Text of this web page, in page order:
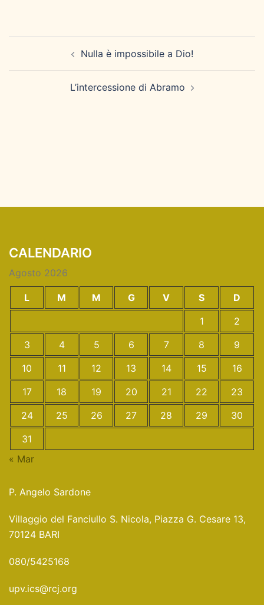
Nulla è impossibile a Dio!
L’intercessione di Abramo
CALENDARIO
Agosto 2026
L M M G V S
D
1
2
3
4 5 6 7 8
9
10
11 12 13 14 15
16
17
18 19 20 21 22
23
24
25 26 27 28 29
30
31
« Mar
P. Angelo Sardone
Villaggio del Fanciullo S. Nicola, Piazza G. Cesare 13,
70124 BARI
080/5425168
upv.ics@rcj.org